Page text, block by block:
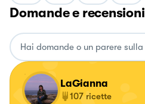
Domande e recensioni
LaGianna
107 ricette